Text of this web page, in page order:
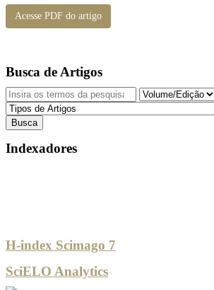
Acesse PDF do artigo
Busca de Artigos
Indexadores
H-index Scimago 7
SciELO Analytics